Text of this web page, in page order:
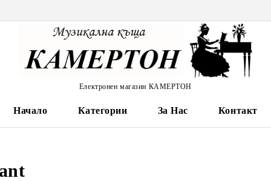
Електронен магазин КАМЕРТОН
Начало Категории За Нас Контакт